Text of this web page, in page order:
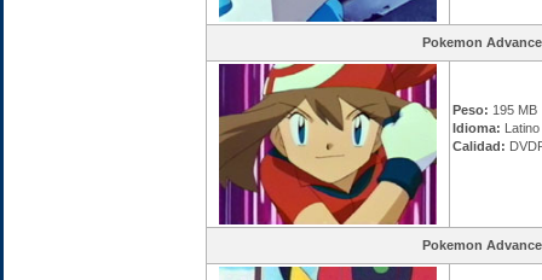
Pokemon
Peso: 195 MB
Idioma: Latino
Calidad:
Pokemon